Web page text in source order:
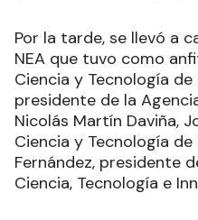
Por la tarde, se llevó a
NEA que tuvo como
Ciencia y Tecnología
presidente de la
Nicolás Martín Daviña,
Ciencia y Tecnología
Fernández, presidente
Ciencia, Tecnología e